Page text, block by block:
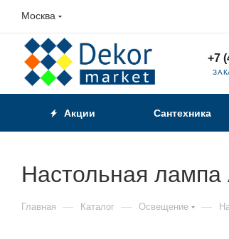
Москва
+7
Акции Сантехника
Настольная
Главная — Каталог — Освещение —